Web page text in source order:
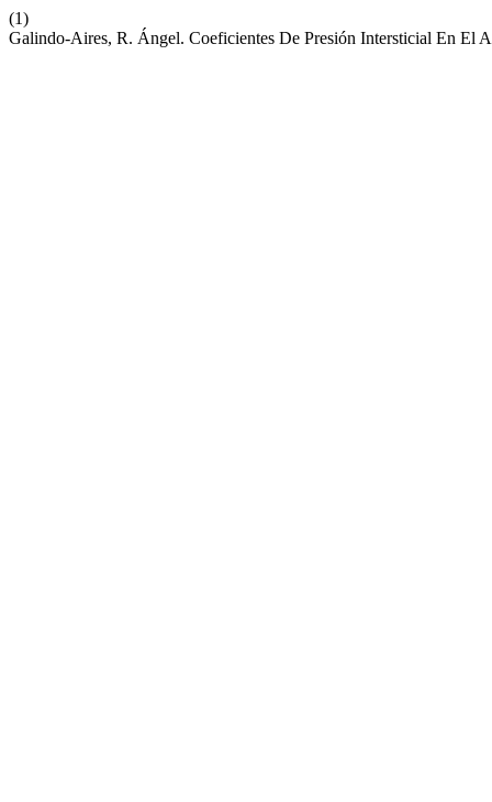
(1)
Galindo-Aires, R. Ángel. Coeficientes De Presión Intersticial En El